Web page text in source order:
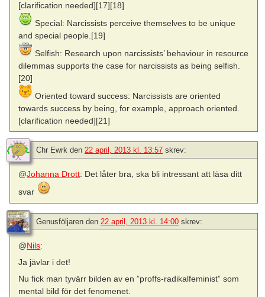
[clarification needed][17][18]
Special: Narcissists perceive themselves to be unique
and special people.[19]
Selfish: Research upon narcissists’ behaviour in resource
dilemmas supports the case for narcissists as being selfish.
[20]
Oriented toward success: Narcissists are oriented
towards success by being, for example, approach oriented.
[clarification needed][21]
Chr Ewrk den 22 april, 2013 kl. 13:57 skrev:
@Johanna Drott: Det låter bra, ska bli intressant att läsa ditt
svar
Genusföljaren den 22 april, 2013 kl. 14:00 skrev:
@Nils:
Ja jävlar i det!
Nu fick man tyvärr bilden av en ”proffs-radikalfeminist” som
mental bild för det fenomenet.